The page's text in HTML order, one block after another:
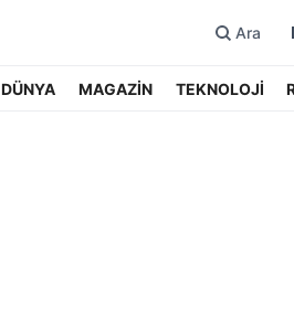
Ara
DÜNYA MAGAZİN TEKNOLOJİ